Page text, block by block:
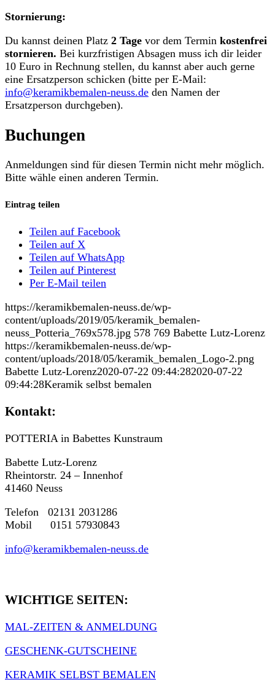
Stornierung:
Du kannst deinen Platz 2 Tage vor dem Termin kostenfrei
stornieren. Bei kurzfristigen Absagen muss ich dir leider
10 Euro in Rechnung stellen, du kannst aber auch gerne
eine Ersatzperson schicken (bitte per E-Mail:
info@keramikbemalen-neuss.de den Namen der
Ersatzperson durchgeben).
Buchungen
Anmeldungen sind für diesen Termin nicht mehr möglich.
Bitte wähle einen anderen Termin.
Eintrag teilen
Teilen auf Facebook
Teilen auf X
Teilen auf WhatsApp
Teilen auf Pinterest
Per E-Mail teilen
https://keramikbemalen-neuss.de/wp-
content/uploads/2019/05/keramik_bemalen-
neuss_Potteria_769x578.jpg 578 769 Babette Lutz-Lorenz
https://keramikbemalen-neuss.de/wp-
content/uploads/2018/05/keramik_bemalen_Logo-2.png
Babette Lutz-Lorenz2020-07-22 09:44:282020-07-22
09:44:28Keramik selbst bemalen
Kontakt:
POTTERIA in Babettes Kunstraum
Babette Lutz-Lorenz
Rheintorstr. 24 – Innenhof
41460 Neuss
Telefon 02131 2031286
Mobil 0151 57930843
info@keramikbemalen-neuss.de
WICHTIGE SEITEN:
MAL-ZEITEN & ANMELDUNG
GESCHENK-GUTSCHEINE
KERAMIK SELBST BEMALEN